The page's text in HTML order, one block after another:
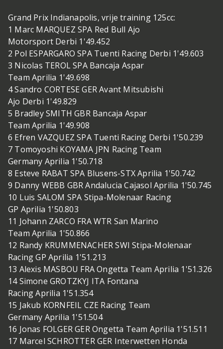
Grand Prix Indianapolis, vrije training 125cc:
1 Marc MARQUEZ SPA Red Bull Ajo
Motorsport Derbi 1'49.452
2 Pol ESPARGARO SPA Tuenti Racing Derbi 1'49.603
3 Nicolas TEROL SPA Bancaja Aspar
Team Aprilia 1'49.698
4 Sandro CORTESE GER Avant Mitsubishi
Ajo Derbi 1'49.829
5 Bradley SMITH GBR Bancaja Aspar
Team Aprilia 1'49.908
6 Efren VAZQUEZ SPA Tuenti Racing Derbi 1'50.239
7 Tomoyoshi KOYAMA JPN Racing Team
Germany Aprilia 1'50.718
8 Esteve RABAT SPA Blusens-STX Aprilia 1'50.742
9 Danny WEBB GBR Andalucia Cajasol Aprilia 1'50.745
10 Luis SALOM SPA Stipa-Molenaar Racing
GP Aprilia 1'50.803
11 Johann ZARCO FRA WTR San Marino
Team Aprilia 1'50.866
12 Randy KRUMMENACHER SWI Stipa-Molenaar
Racing GP Aprilia 1'51.213
13 Alexis MASBOU FRA Ongetta Team Aprilia 1'51.326
14 Simone GROTZKYJ ITA Fontana
Racing Aprilia 1'51.354
15 Jakub KORNFEIL CZE Racing Team
Germany Aprilia 1'51.504
16 Jonas FOLGER GER Ongetta Team Aprilia 1'51.511
17 Marcel SCHROTTER GER Interwetten Honda